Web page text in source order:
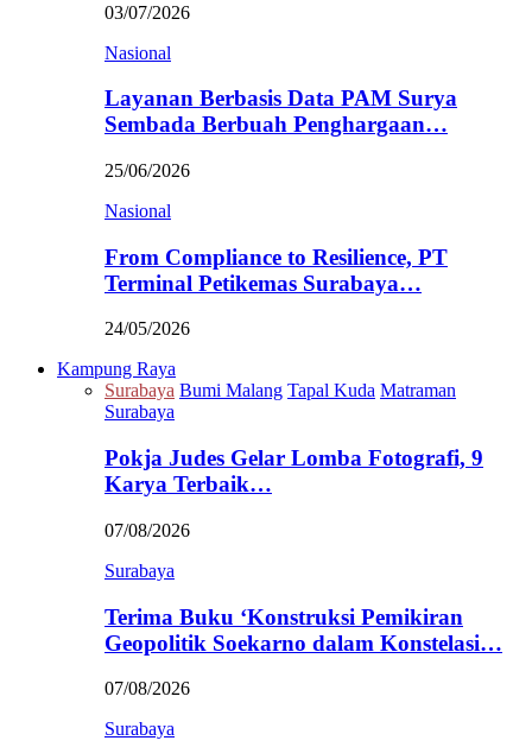
03/07/2026
Nasional
Layanan Berbasis Data PAM Surya
Sembada Berbuah Penghargaan…
25/06/2026
Nasional
From Compliance to Resilience, PT
Terminal Petikemas Surabaya…
24/05/2026
Kampung Raya
Surabaya Bumi Malang Tapal Kuda Matraman
Surabaya
Pokja Judes Gelar Lomba Fotografi, 9
Karya Terbaik…
07/08/2026
Surabaya
Terima Buku ‘Konstruksi Pemikiran
Geopolitik Soekarno dalam Konstelasi…
07/08/2026
Surabaya